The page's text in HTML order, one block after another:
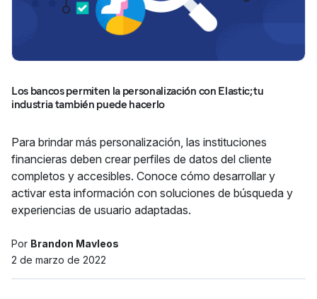
Los bancos permiten la personalización con Elastic; tu
industria también puede hacerlo
Para brindar más personalización, las instituciones
financieras deben crear perfiles de datos del cliente
completos y accesibles. Conoce cómo desarrollar y
activar esta información con soluciones de búsqueda y
experiencias de usuario adaptadas.
Por Brandon Mavleos
2 de marzo de 2022